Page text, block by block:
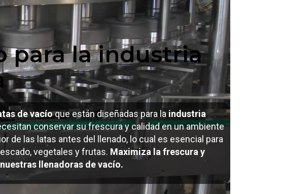
para la industria
de vacíoque están diseñadas para la industria
conservar su frescura y calidad en un ambiente
de las latas antes del llenado, lo cual es esencial para
vegetales y frutas. Maximiza la frescura y
llenadoras de vacío.